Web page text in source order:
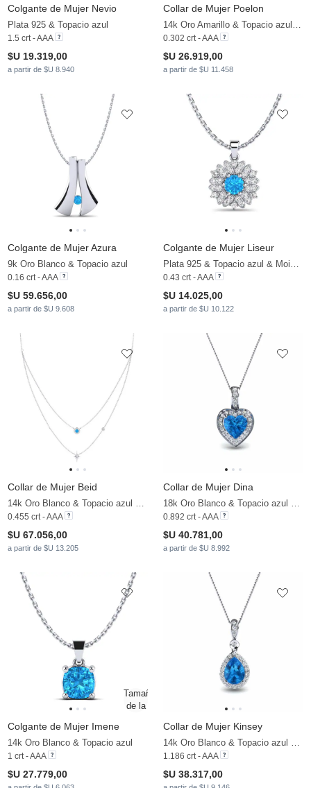
Colgante de Mujer Nevio
Plata 925 & Topacio azul
1.5 crt - AAA
$U 19.319,00
a partir de $U 8.940
Collar de Mujer Poelon
14k Oro Amarillo & Topacio azul & Circonita
0.302 crt - AAA
$U 26.919,00
a partir de $U 11.458
Colgante de Mujer Azura
9k Oro Blanco & Topacio azul
0.16 crt - AAA
$U 59.656,00
a partir de $U 9.608
Colgante de Mujer Liseur
Plata 925 & Topacio azul & Moissanita
0.43 crt - AAA
$U 14.025,00
a partir de $U 10.122
Collar de Mujer Beid
14k Oro Blanco & Topacio azul & Moissanita
0.455 crt - AAA
$U 67.056,00
a partir de $U 13.205
Collar de Mujer Dina
18k Oro Blanco & Topacio azul & Moissanita
0.892 crt - AAA
$U 40.781,00
a partir de $U 8.992
Colgante de Mujer Imene
14k Oro Blanco & Topacio azul
1 crt - AAA
$U 27.779,00
Collar de Mujer Kinsey
14k Oro Blanco & Topacio azul & Moissanita
1.186 crt - AAA
$U 38.317,00